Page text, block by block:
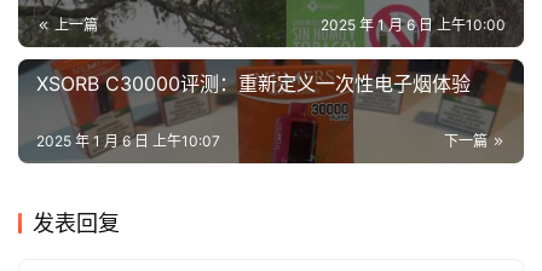
上一篇 2025 年 1 月 6 日 上午10:00
XSORB C30000评测：重新定义一次性电子烟体验
下一篇
2025 年 1 月 6 日 上午10:07
发表回复